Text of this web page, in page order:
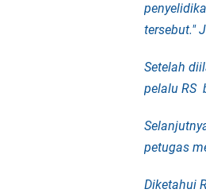
tersebut."
Setelah
pelalu RS
petugas
Diketahui